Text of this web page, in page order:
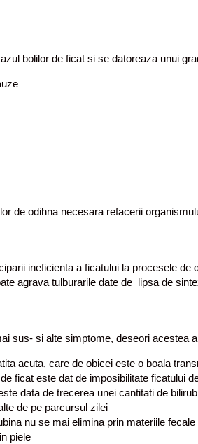
bolilor de ficat si se datoreaza unui
de odihna necesara refacerii
ineficienta a ficatului la procesele
agrava tulburarile date de lipsa de
sus- si alte simptome, deseori acestea
acuta, care de obicei este o boala
ficat este dat de imposibilitate ficatului
data de trecerea unei cantitati de
de pe parcursul zilei
nu se mai elimina prin materiile
piele